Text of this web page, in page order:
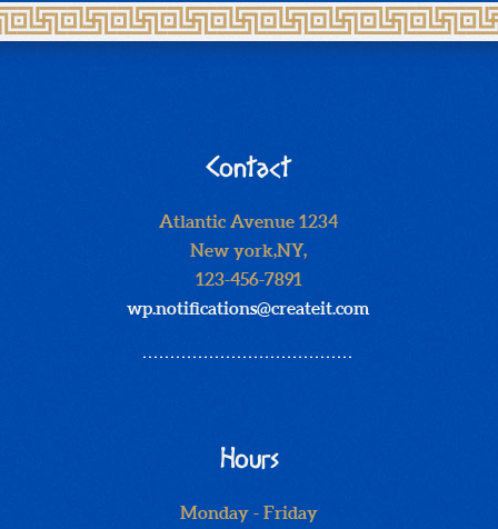
Contact
Atlantic Avenue 1234
New york,NY,
123-456-7891
wp.notifications@createit.com
Hours
Monday - Friday